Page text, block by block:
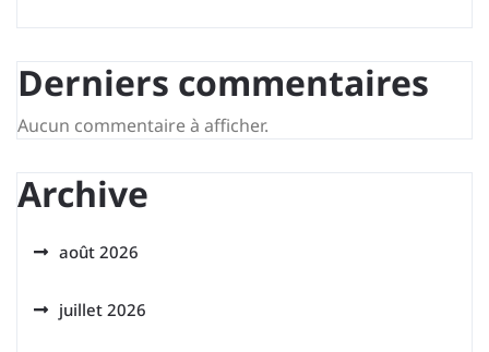
Derniers commentaires
Aucun commentaire à afficher.
Archive
août 2026
juillet 2026